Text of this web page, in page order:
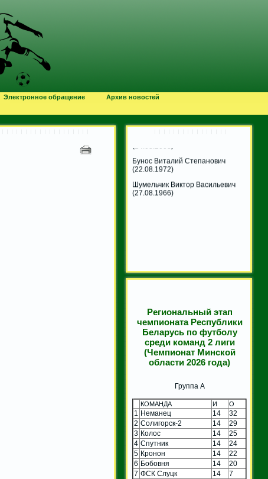
Электронное обращение
Архив новостей
(05.08.1960)
(08.08.1964)
(22.08.1972)
(27.08.1966)
Региональный этап
чемпионата Республики
Беларусь по футболу
среди команд 2 лиги
(Чемпионат Минской
области 2026 года)
Группа A
КОМАНДА И О
1 Неманец 14
32
2 Солигорск-2 14
29
3 Колос 14
25
4 Спутник 14
24
5 Кронон 14
22
6 Бобовня 14
20
7 ФСК Слуцк 14
7